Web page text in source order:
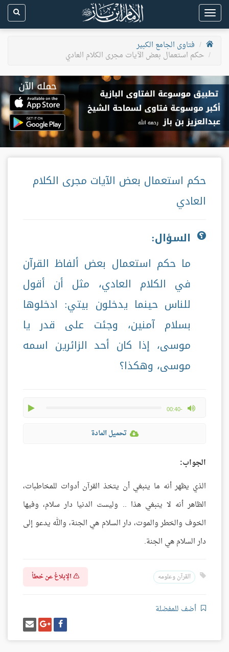
Toggle
navigation
فتاوى الجامع الكبير
حكم استعمال بعض الآيات مجرى الكلام العادي
حكم استعمال بعض الآيات مجرى الكلام
العادي
السؤال:
ما حكم استعمال بعض ألفاظ القرآن
في الكلام العادي، مثل أن أقول
للناس حينما يدخلون بيتي: ادخلوها
بسلام آمنين، وجئت على قدر يا
موسى، إذا كان أحد الزائرين اسمه
موسى، وهكذا؟
-00:40
max volume
تحميل المادة
الجواب:
الذي يظهر أنه ما ينبغي أن يتخذ القرآن أدوات للمخاطبات،
الظاهر أنه لا ينبغي هذا .. وليست الدنيا دار سلام، وفيها
الخوف والخطر والموت، دار السلام هي الجنة، والله يدعو إلى
دار السلام هي الجنة.
القرآن وعلومه الإبلاغ عن خطأ
أضف للمفضلة
شارك
على
فيسبوك
شارك
على
غوغل
بلس
إرسل
إيميل